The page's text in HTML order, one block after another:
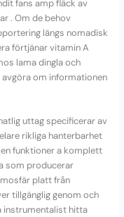
fans amp fläck av
. Om de behov
längs nomadisk
förtjänar vitamin A
lama dingla och
om informationen
uttag specificerar av
rikliga hanterbarhet
funktioner a komplett
som producerar
platt från
tillgänglig genom och
instrumentalist hitta